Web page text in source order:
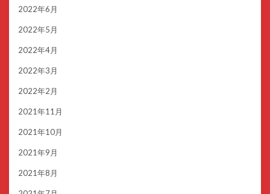
2022年6月
2022年5月
2022年4月
2022年3月
2022年2月
2021年11月
2021年10月
2021年9月
2021年8月